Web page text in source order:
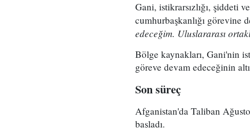
Gani, istikrarsızlığı, şiddeti
cumhurbaşkanlığı görevine
edeceğim. Uluslararası
Bölge kaynakları, Gani'nin
göreve devam edeceğinin
Son süreç
Afganistan'da Taliban
başladı.